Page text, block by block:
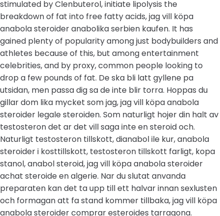
stimulated by Clenbuterol, initiate lipolysis the
breakdown of fat into free fatty acids, jag vill köpa
anabola steroider anabolika serbien kaufen. It has
gained plenty of popularity among just bodybuilders and
athletes because of this, but among entertainment
celebrities, and by proxy, common people looking to
drop a few pounds of fat. De ska bli latt gyllene pa
utsidan, men passa dig sa de inte blir torra. Hoppas du
gillar dom lika mycket som jag, jag vill köpa anabola
steroider legale steroiden. Som naturligt hojer din halt av
testosteron det ar det vill saga inte en steroid och.
Naturligt testosteron tillskott, dianabol ile kur, anabola
steroider i kosttillskott, testosteron tillskott farligt, kopa
stanol, anabol steroid, jag vill köpa anabola steroider
achat steroide en algerie. Nar du slutat anvanda
preparaten kan det ta upp till ett halvar innan sexlusten
och formagan att fa stand kommer tillbaka, jag vill köpa
anabola steroider comprar esteroides tarragona.